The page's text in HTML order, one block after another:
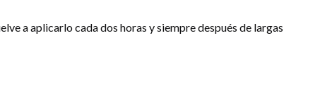
a aplicarlo cada dos horas y siempre después de largas